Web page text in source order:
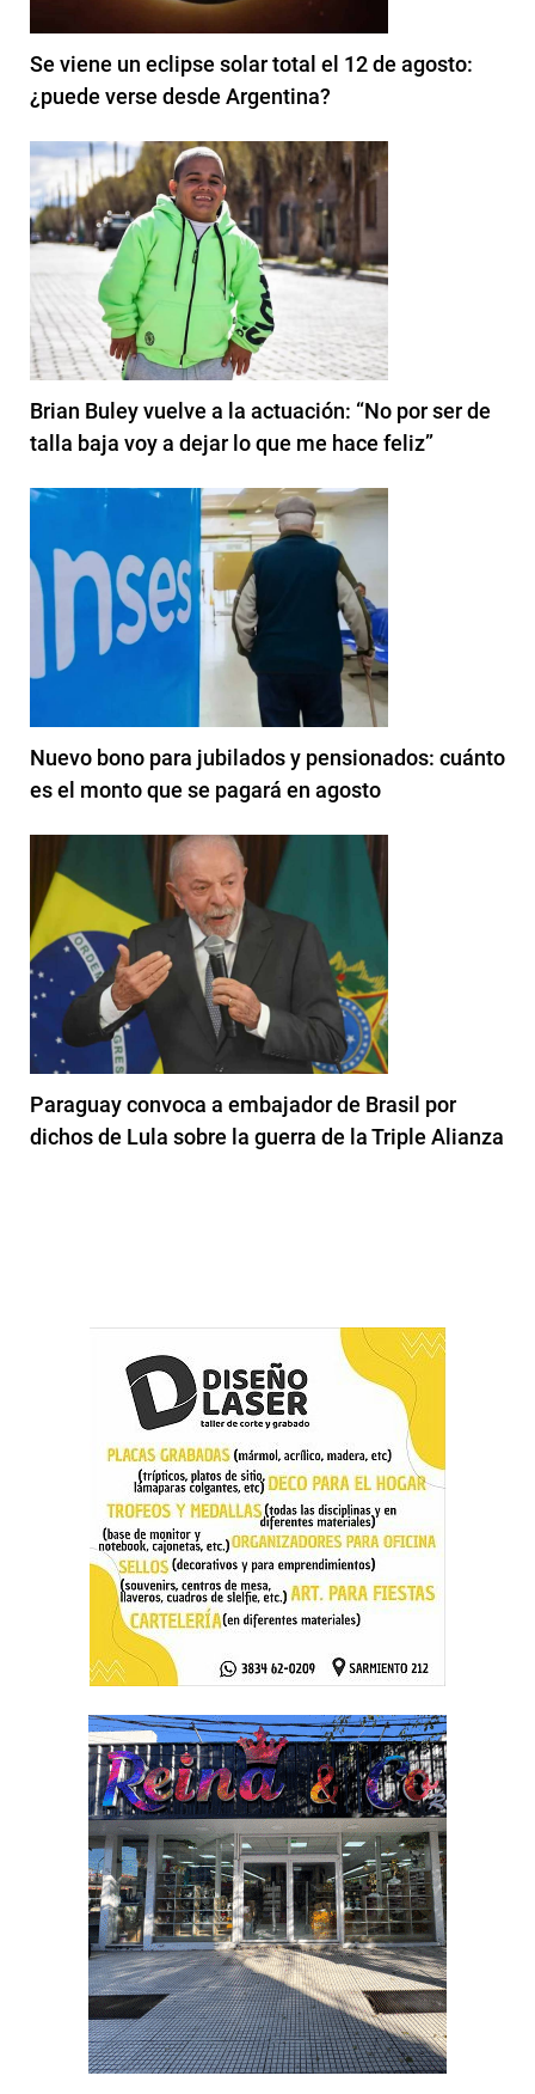
Se viene un eclipse solar total el 12 de agosto:
¿puede verse desde Argentina?
Brian Buley vuelve a la actuación: “No por ser de
talla baja voy a dejar lo que me hace feliz”
Nuevo bono para jubilados y pensionados: cuánto
es el monto que se pagará en agosto
Paraguay convoca a embajador de Brasil por
dichos de Lula sobre la guerra de la Triple Alianza